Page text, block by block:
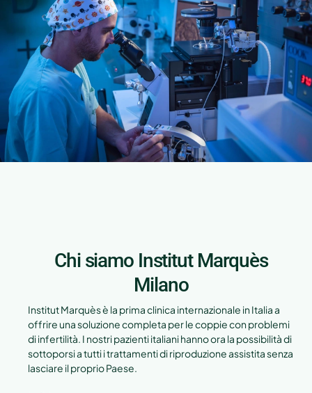
Chi siamo Institut Marquès
Milano
Institut Marquès è la prima clinica internazionale in Italia a
offrire una soluzione completa per le coppie con problemi
di infertilità. I ​​nostri pazienti italiani hanno ora la possibilità di
sottoporsi a tutti i trattamenti di riproduzione assistita senza
lasciare il proprio Paese.